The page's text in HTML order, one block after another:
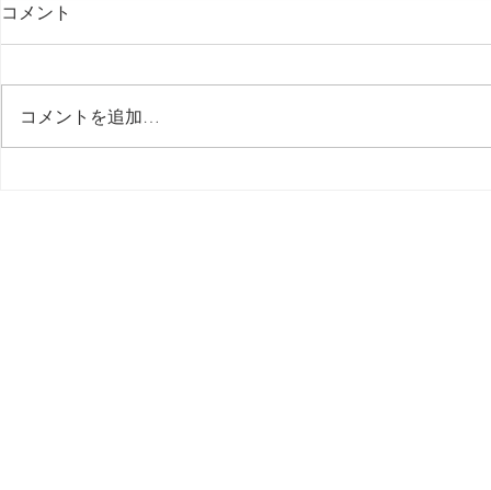
最後の日記です
コメント
コメントを追加…